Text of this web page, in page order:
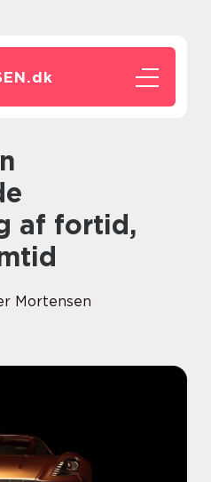
dk
af fortid,
Mortensen